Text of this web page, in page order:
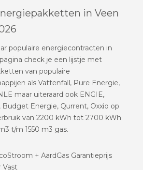
in Veen
populaire energiecontracten in
check je een lijstje met
van populaire
als Vattenfall, Pure Energie,
maar uiteraard ook ENGIE,
Budget Energie, Qurrent, Oxxio op
van 2200 kWh tot 2700 kWh
t/m 1550 m3 gas.
+ AardGas Garantieprijs
Vast